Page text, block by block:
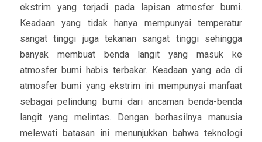
ekstrim yang terjadi pada lapisan atmosfer bumi.
Keadaan yang tidak hanya mempunyai temperatur
sangat tinggi juga tekanan sangat tinggi sehingga
banyak membuat benda langit yang masuk ke
atmosfer bumi habis terbakar. Keadaan yang ada di
atmosfer bumi yang ekstrim ini mempunyai manfaat
sebagai pelindung bumi dari ancaman benda-benda
langit yang melintas. Dengan berhasilnya manusia
melewati batasan ini menunjukkan bahwa teknologi